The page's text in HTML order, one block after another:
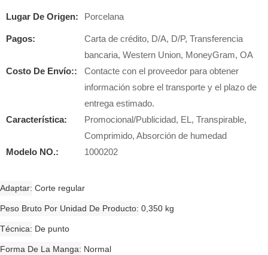
Lugar De Origen: Porcelana
Pagos:
Carta de crédito, D/A, D/P, Transferencia
bancaria, Western Union, MoneyGram, OA
Costo De Envío::
Contacte con el proveedor para obtener
información sobre el transporte y el plazo de
entrega estimado.
Característica:
Promocional/Publicidad, EL, Transpirable,
Comprimido, Absorción de humedad
Modelo NO.:
1000202
Adaptar Corte regular
Peso Bruto Por Unidad De Producto 0,350 kg
Técnica De punto
Forma De La Manga Normal